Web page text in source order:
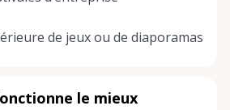
de jeux ou de diaporamas
le mieux